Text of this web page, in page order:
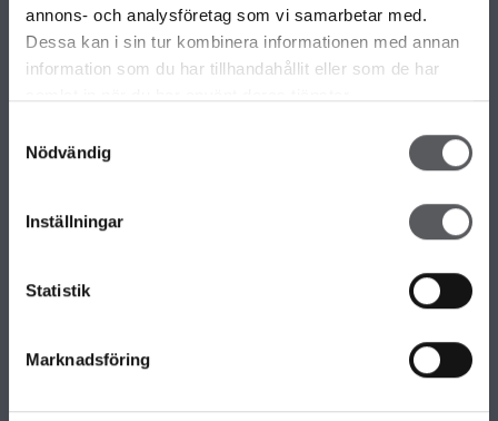
annons- och analysföretag som vi samarbetar med.
Dessa kan i sin tur kombinera informationen med annan
information som du har tillhandahållit eller som de har
Nödvändig
Inställningar
Statistik
Marknadsföring
FAMILJÄRKOLLEKTIONEN
FRITIDSHUS
KOMPLEMENTBOSTADSHUS
OM FISKARHEDENVILLAN
Jobba hos oss
Nyhetsbrev
KONTAKTA FISKARHEDENVILLAN
Huvudkontor